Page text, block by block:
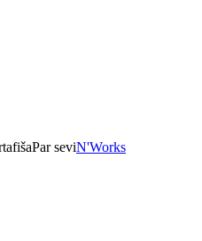
Par seviN'Works